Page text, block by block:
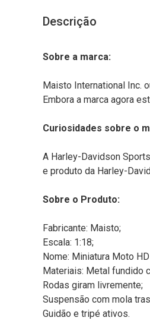
Descrição
Sobre a marca:
Maisto International Inc.
Embora a marca agora
Curiosidades sobre o
A Harley-Davidson
e produto da Harley-
Sobre o Produto:
Fabricante: Maisto;
Escala: 1:18;
Nome: Miniatura Moto
Materiais: Metal fundido
Rodas giram livremente;
Suspensão com mola
Guidão e tripé ativos.